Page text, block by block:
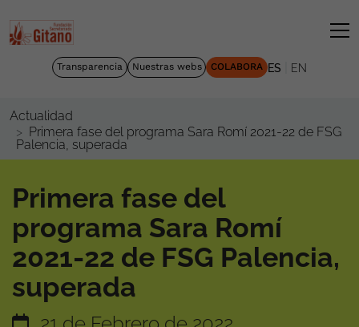
Transparencia Nuestras webs COLABORA ES EN
Actualidad
Primera fase del programa Sara Romí 2021-22 de FSG
Palencia, superada
Primera fase del
programa Sara Romí
2021-22 de FSG Palencia,
superada